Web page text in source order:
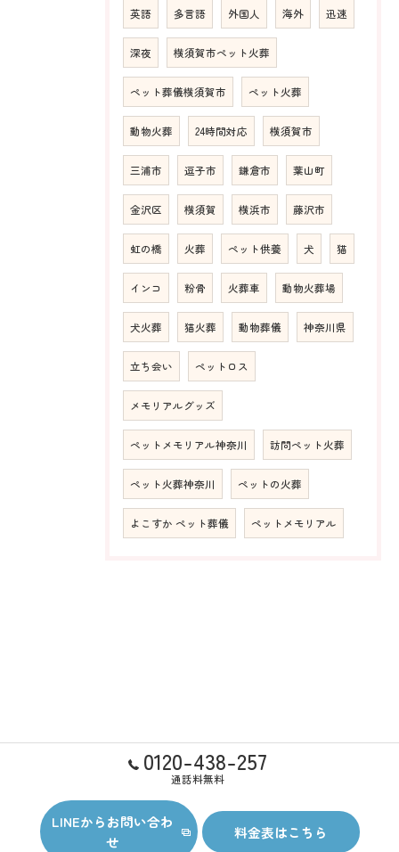
英語 多言語 外国人 海外 迅速
深夜 横須賀市ペット火葬
ペット葬儀横須賀市 ペット火葬
動物火葬 24時間対応 横須賀市
三浦市 逗子市 鎌倉市 葉山町
金沢区 横須賀 横浜市 藤沢市
虹の橋 火葬 ペット供養 犬 猫
インコ 粉骨 火葬車 動物火葬場
犬火葬 猫火葬 動物葬儀 神奈川県
立ち会い ペットロス
メモリアルグッズ
ペットメモリアル神奈川 訪問ペット火葬
ペット火葬神奈川 ペットの火葬
よこすか ペット葬儀 ペットメモリアル
0120-438-257
通話料無料
LINEからお問い合わ
せ
料金表はこちら